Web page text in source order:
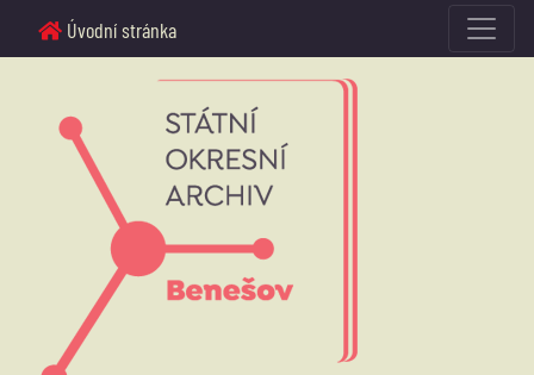
Úvodní stránka